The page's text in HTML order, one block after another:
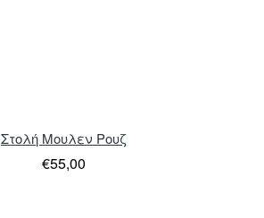
Στολή Μουλεν Ρουζ
€55,00